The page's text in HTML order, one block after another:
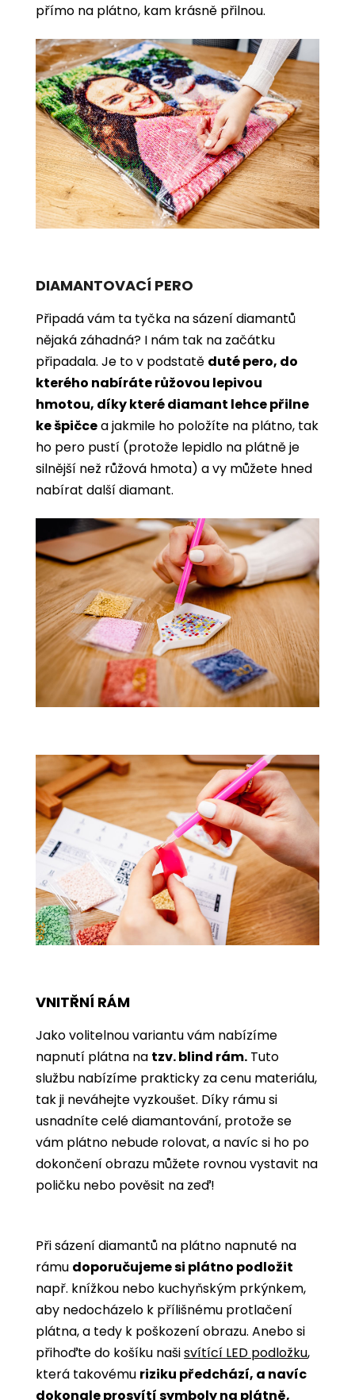
přímo na plátno, kam krásně přilnou.
DIAMANTOVACÍ PERO
Připadá vám ta tyčka na sázení diamantů
nějaká záhadná? I nám tak na začátku
připadala. Je to v podstatě duté pero, do
kterého nabíráte růžovou lepivou
hmotou, díky které diamant lehce přilne
ke špičcea jakmile ho položíte na plátno, tak
ho pero pustí (protože lepidlo na plátně je
silnější než růžová hmota) a vy můžete hned
nabírat další diamant.
VNITŘNÍ RÁM
Jako volitelnou variantu vám nabízíme
napnutí plátna na tzv. blind rám. Tuto
službu nabízíme prakticky za cenu materiálu,
tak ji neváhejte vyzkoušet. Díky rámu si
usnadníte celé diamantování, protože se
vám plátno nebude rolovat, a navíc si ho po
dokončení obrazu můžete rovnou vystavit na
poličku nebo pověsit na zeď!
Při sázení diamantů na plátno napnuté na
rámu doporučujeme si plátno podložit
např. knížkou nebo kuchyňským prkýnkem,
aby nedocházelo k přílišnému protlačení
plátna, a tedy k poškození obrazu. Anebo si
přihoďte do košíku našisvítící LED podložku,
která takovému riziku předchází, a navíc
dokonale prosvítí symboly na plátně,